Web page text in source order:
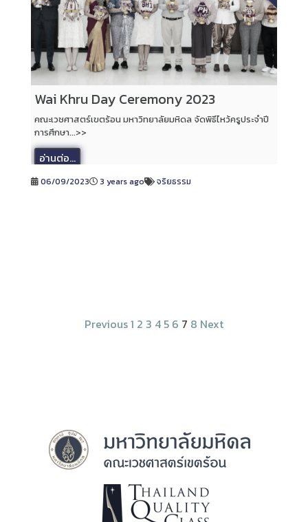
Wai Khru Day Ceremony 2023
คณะเวชศาสตร์เขตร้อน มหาวิทยาลัยมหิดล จัดพิธีไหว้ครูประจำปี
การศึกษา...>>
อ่านต่อ...
06/09/2023 3 years ago จริยธรรม
Previous1 2 3 4 5 6 7 8 Next